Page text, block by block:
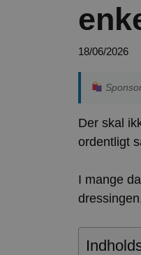
18/06/2026
Der skal
ordentligt
I mange